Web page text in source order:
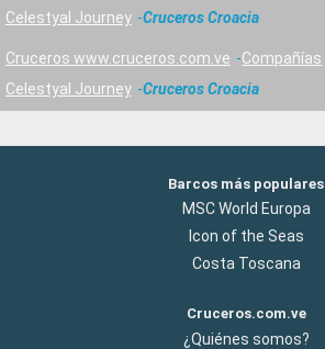
Celestyal Journey
Cruceros Croacia
Cruceros www.cruceros.com.ve Compañías
Celestyal Journey
Cruceros Croacia
Barcos más populares
MSC World Europa
Icon of the Seas
Costa Toscana
Cruceros.com.ve
¿Quiénes somos?